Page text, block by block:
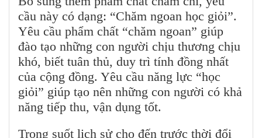
cầu này có dạng: “Chăm ngoan học giỏi”.
Yêu cầu phẩm chất “chăm ngoan” giúp
đào tạo những con người chịu thương chịu
khó, biết tuân thủ, duy trì tính đồng nhất
của cộng đồng. Yêu cầu năng lực “học
giỏi” giúp tạo nên những con người có khả
năng tiếp thu, vận dụng tốt.
Trong suốt lịch sử cho đến trước thời đổi